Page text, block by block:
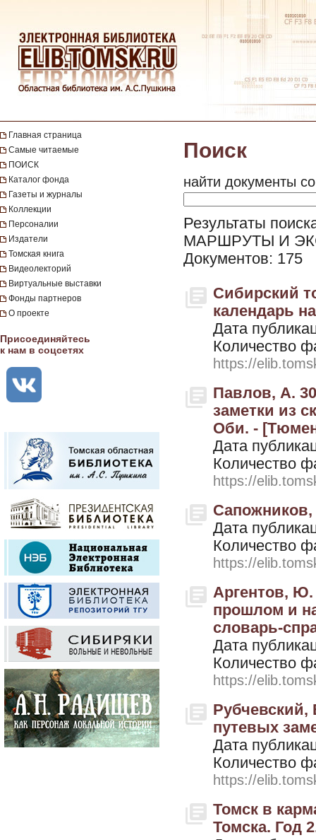
Главная страница
Самые читаемые
ПОИСК
Каталог фонда
Газеты и журналы
Коллекции
Персоналии
Издатели
Томская книга
Видеолекторий
Виртуальные выставки
Фонды партнеров
О проекте
Присоединяйтесь
к нам в соцсетях
Поиск
найти документы
Результаты
МАРШРУТЫ И
Документов: 175
Сибирский
календарь
Дата
Количество
https://
Павлов, А.
заметки из
Оби. -
Дата
Количество
https://
Сапожников,
Дата
Количество
https://
Аргентов,
прошлом и
словарь-
Дата
Количество
https://
Рубчевский,
путевых
Дата
Количество
https://
Томск в
Томска. Год